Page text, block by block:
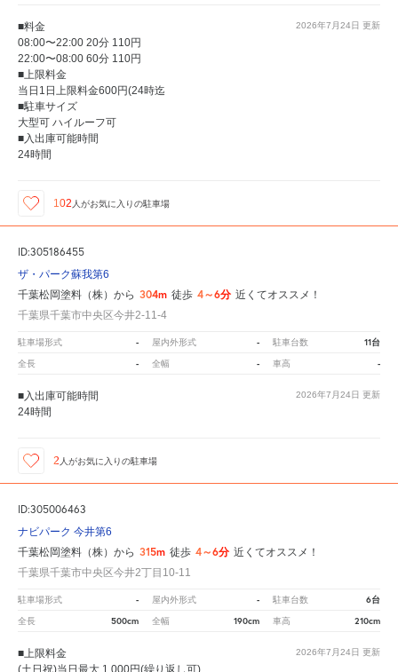
2026年7月24日 更新
■料金
08:00〜22:00 20分 110円
22:00〜08:00 60分 110円
■上限料金
当日1日上限料金600円(24時迄
■駐車サイズ
大型可 ハイルーフ可
■入出庫可能時間
24時間
102 人がお気に入りの駐車場
ID:305186455
ザ・パーク蘇我第6
千葉松岡塗料（株）から 304m 徒歩 4～6分 近くてオススメ！
千葉県千葉市中央区今井2-11-4
駐車場形式 - 屋内外形式 - 駐車台数 11台
全長 - 全幅 - 車高 -
2026年7月24日 更新
■入出庫可能時間
24時間
2 人がお気に入りの駐車場
ID:305006463
ナビパーク 今井第6
千葉松岡塗料（株）から 315m 徒歩 4～6分 近くてオススメ！
千葉県千葉市中央区今井2丁目10-11
駐車場形式 - 屋内外形式 - 駐車台数 6台
全長 500cm 全幅 190cm 車高 210cm
2026年7月24日 更新
■上限料金
(土日祝)当日最大 1,000円(繰り返し可)